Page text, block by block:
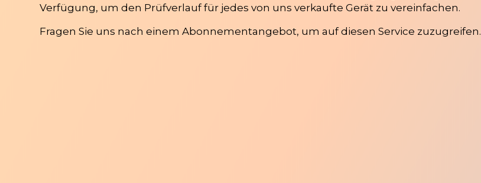
Verfügung, um den Prüfverlauf für jedes von uns verkaufte Gerät zu vereinfachen.
Fragen Sie uns nach einem Abonnementangebot, um auf diesen Service zuzugreifen.